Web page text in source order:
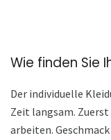
Wie finden Sie
Der individuelle
Zeit langsam. Zuerst
arbeiten.